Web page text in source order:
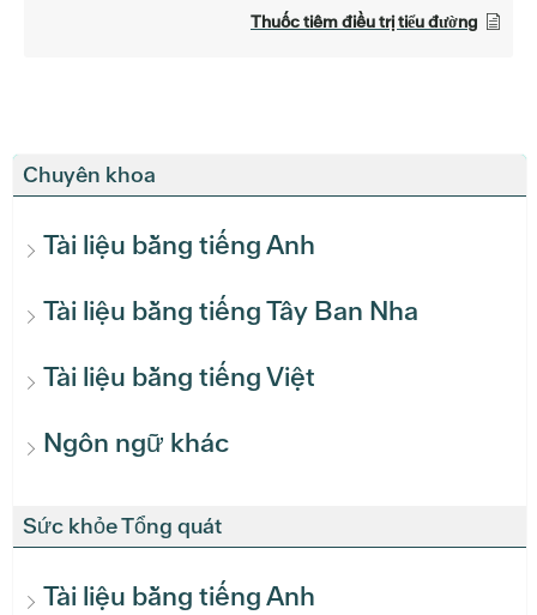
Chuyên khoa
Tài liệu bằng tiếng Anh
Tài liệu bằng tiếng Tây Ban Nha
Tài liệu bằng tiếng Việt
Ngôn ngữ khác
Sức khỏe Tổng quát
Tài liệu bằng tiếng Anh
Thuốc tiêm điều trị tiểu đường